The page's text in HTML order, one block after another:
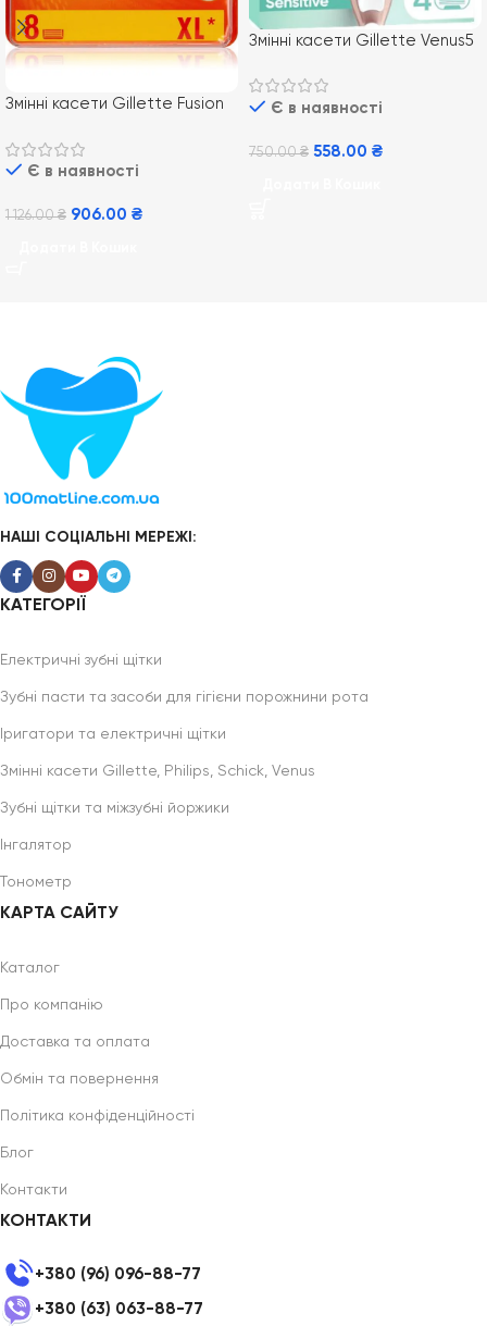
Змінні касети Gillette Fusion
Є в наявності
1 126.00₴ 906.00 ₴
Змінні касети Gillette Venus5
Є в наявності
750.00₴ 558.00 ₴
НАШІ СОЦІАЛЬНІ МЕРЕЖІ:
КАТЕГОРІЇ
Електричні зубні щітки
Зубні пасти та засоби для гігієни порожнини рота
Іригатори та електричні щітки
Змінні касети Gillette, Philips, Schick, Venus
Зубні щітки та міжзубні йоржики
Інгалятор
Тонометр
КАРТА САЙТУ
Каталог
Про компанію
Доставка та оплата
Обмін та повернення
Політика конфіденційності
Блог
Контакти
КОНТАКТИ
+380 (96) 096-88-77
+380 (63) 063-88-77